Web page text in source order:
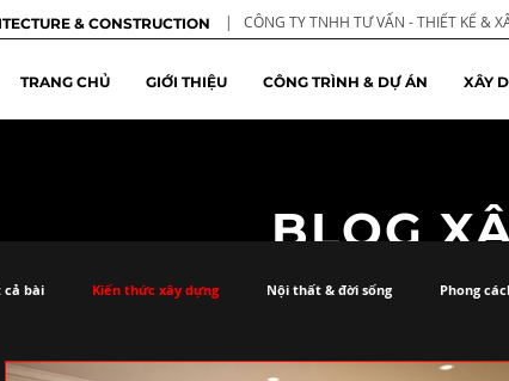
| CÔNG TY TNHH TƯ VẤN - THIẾT KẾ &
& CONSTRUCTION
TRANG CHỦ GIỚI THIỆU CÔNG TRÌNH & DỰ ÁN XÂY
BLOG
cả bài Kiến thức xây dựng Nội thất & đời sống Phong